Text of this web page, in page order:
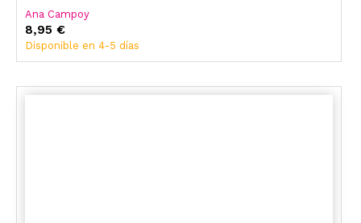
Ana Campoy
8,95 €
Disponible en 4-5 días